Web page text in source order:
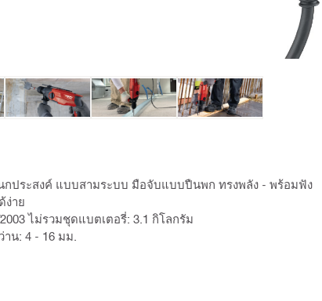
นกประสงค์ แบบสามระบบ มือจับแบบปืนพก ทรงพลัง - พร้อมฟัง
ง่าย
ไม่รวมชุดแบตเตอรี่: 3.1 กิโลกรัม
น: 4 - 16 มม.